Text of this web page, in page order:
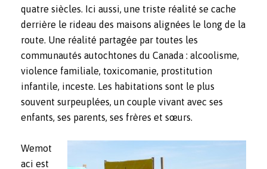
quatre siècles. Ici aussi, une triste réalité se cache
derrière le rideau des maisons alignées le long de la
route. Une réalité partagée par toutes les
communautés autochtones du Canada : alcoolisme,
violence familiale, toxicomanie, prostitution
infantile, inceste. Les habitations sont le plus
souvent surpeuplées, un couple vivant avec ses
enfants, ses parents, ses frères et sœurs.
Wemot
aci est